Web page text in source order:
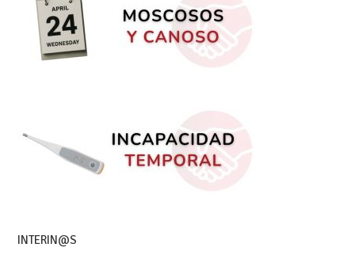
INTERIN@S